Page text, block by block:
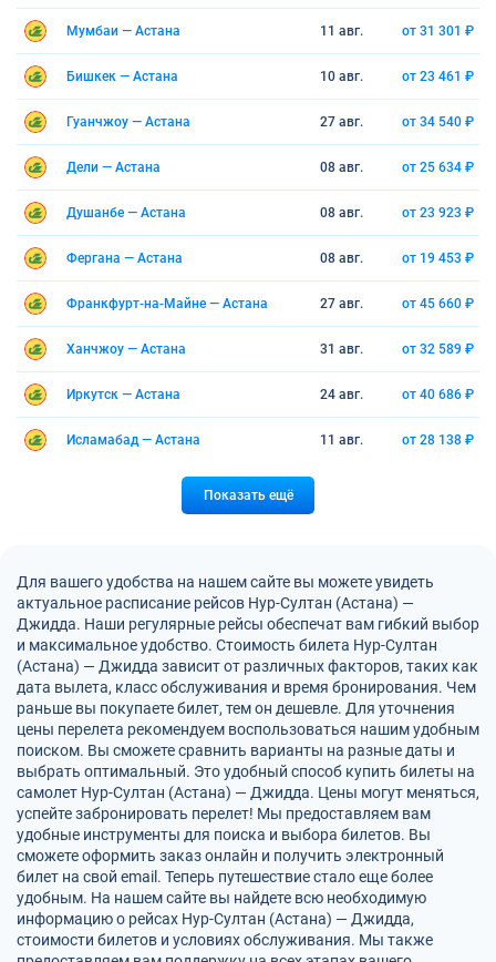
Мумбаи — Астана 11 авг. от 31 301 ₽
Бишкек — Астана 10 авг. от 23 461 ₽
Гуанчжоу — Астана 27 авг. от 34 540 ₽
Дели — Астана 08 авг. от 25 634 ₽
Душанбе — Астана 08 авг. от 23 923 ₽
Фергана — Астана 08 авг. от 19 453 ₽
Франкфурт-на-Майне — Астана 27 авг. от 45 660 ₽
Ханчжоу — Астана 31 авг. от 32 589 ₽
Иркутск — Астана 24 авг. от 40 686 ₽
Исламабад — Астана 11 авг. от 28 138 ₽
Показать ещё
Для вашего удобства на нашем сайте вы можете увидеть
актуальное расписание рейсов Нур-Султан (Астана) —
Джидда. Наши регулярные рейсы обеспечат вам гибкий выбор
и максимальное удобство. Стоимость билета Нур-Султан
(Астана) — Джидда зависит от различных факторов, таких как
дата вылета, класс обслуживания и время бронирования. Чем
раньше вы покупаете билет, тем он дешевле. Для уточнения
цены перелета рекомендуем воспользоваться нашим удобным
поиском. Вы сможете сравнить варианты на разные даты и
выбрать оптимальный. Это удобный способ купить билеты на
самолет Нур-Султан (Астана) — Джидда. Цены могут меняться,
успейте забронировать перелет! Мы предоставляем вам
удобные инструменты для поиска и выбора билетов. Вы
сможете оформить заказ онлайн и получить электронный
билет на свой email. Теперь путешествие стало еще более
удобным. На нашем сайте вы найдете всю необходимую
информацию о рейсах Нур-Султан (Астана) — Джидда,
стоимости билетов и условиях обслуживания. Мы также